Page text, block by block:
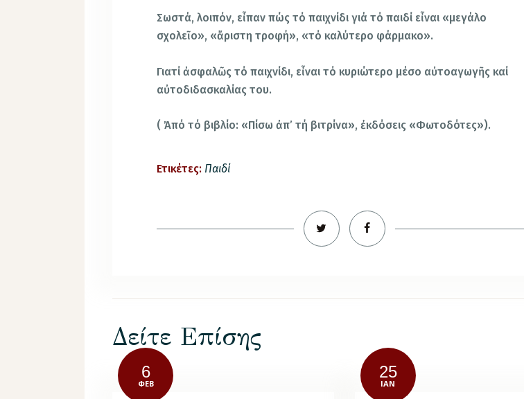
Σωστά, λοιπόν, εἶπαν πώς τό παιχνίδι γιά τό παιδί εἶναι «μεγάλο
σχολεῖο», «ἄριστη τροφή», «τό καλύτερο φάρμακο».
Γιατί ἀσφαλῶς τό παιχνίδι, εἶναι τό κυριώτερο μέσο αὐτοαγωγῆς καί
αὐτοδιδασκαλίας του.
( Ἀπό τό βιβλίο: «Πίσω ἀπ’ τή βιτρίνα», ἐκδόσεις «Φωτοδότες»).
Ετικέτες: Παιδί
Δείτε Επίσης
6
ΦΕΒ
25
ΙΑΝ